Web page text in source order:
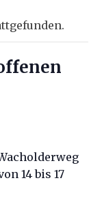
14 bis 17